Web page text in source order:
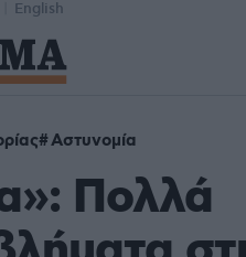
English
Αστυνομία
Πολλά